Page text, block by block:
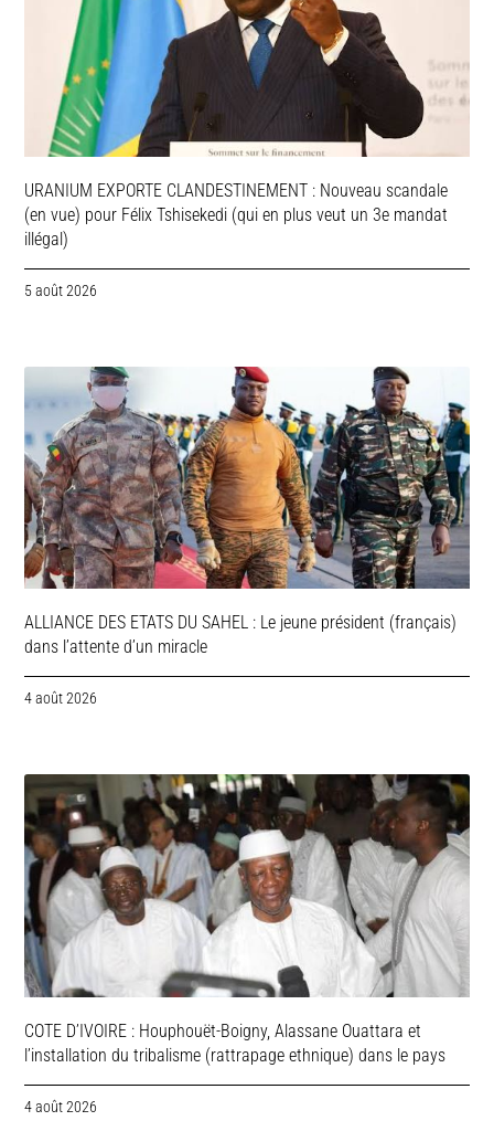
URANIUM EXPORTE CLANDESTINEMENT : Nouveau scandale
(en vue) pour Félix Tshisekedi (qui en plus veut un 3e mandat
illégal)
5 août 2026
ALLIANCE DES ETATS DU SAHEL : Le jeune président (français)
dans l’attente d’un miracle
4 août 2026
COTE D’IVOIRE : Houphouët-Boigny, Alassane Ouattara et
l’installation du tribalisme (rattrapage ethnique) dans le pays
4 août 2026